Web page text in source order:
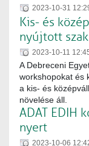
2023-10-31
Kis- és
nyújtott
2023-10-11
A Debreceni
workshopokat és
a kis- és
növelése áll.
ADAT EDIH
nyert
2023-10-06